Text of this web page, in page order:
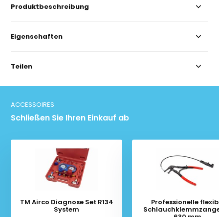
Produktbeschreibung
Eigenschaften
Teilen
ACCESSOIRES
Schließen Sie Ihren Einkauf ab
TM Airco Diagnose Set R134
System
Professionelle